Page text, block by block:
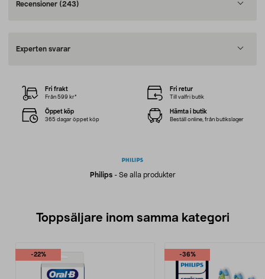
Recensioner (243)
Experten svarar
Philips- Se alla produkter
Fri frakt
Från 599 kr*
Fri retur
Till valfri butik
Öppet köp
365 dagar öppet köp
Hämta i butik
Beställ online, från butikslager
Toppsäljare inom samma kategori
-22% -36%